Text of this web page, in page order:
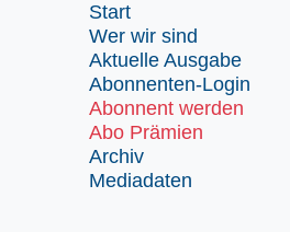
Start
Wer wir sind
Aktuelle Ausgabe
Abonnenten-Login
Abonnent werden
Abo Prämien
Archiv
Mediadaten